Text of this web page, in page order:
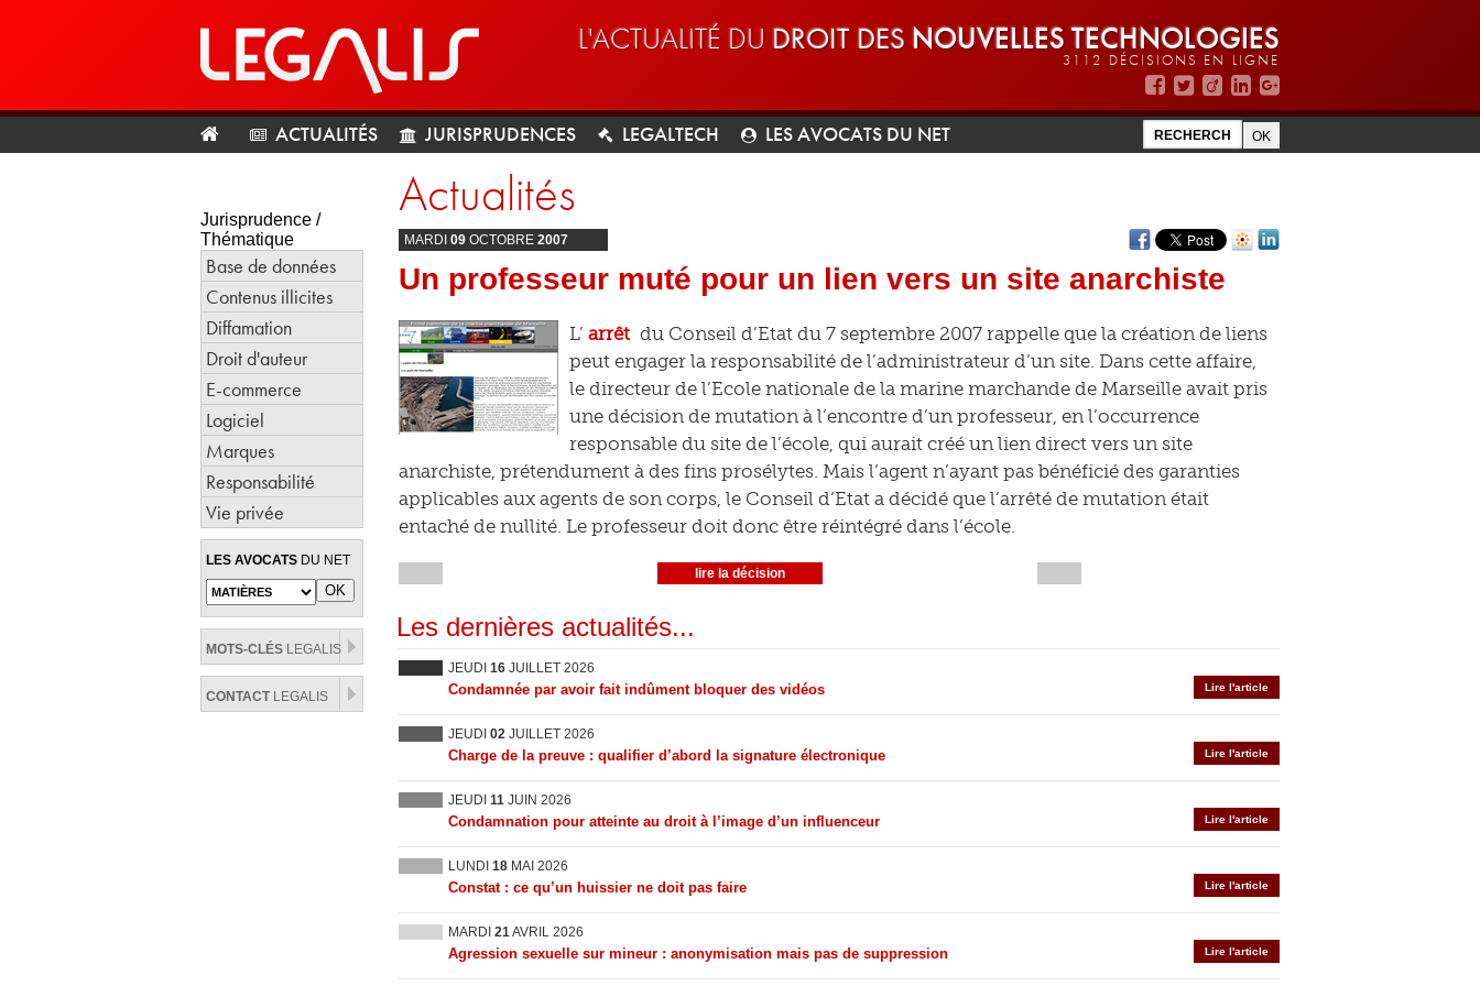
L'ACTUALITÉ DU DROIT DES NOUVELLES TECHNOLOGIES
3112 DÉCISIONS EN LIGNE
ACTUALITÉS JURISPRUDENCES LEGALTECH LES AVOCATS DU NET
Jurisprudence /
Thématique
Base de données
Contenus illicites
Diffamation
Droit d'auteur
E-commerce
Logiciel
Marques
Responsabilité
Vie privée
LES AVOCATS DU NET
MOTS-CLÉS LEGALIS
CONTACTLEGALIS
Actualités
MARDI 09 OCTOBRE 2007
Un professeur muté pour un lien vers un site anarchiste
L’ arrêt du Conseil d’Etat du 7 septembre 2007 rappelle que la création de liens
peut engager la responsabilité de l’administrateur d’un site. Dans cette affaire,
le directeur de l’Ecole nationale de la marine marchande de Marseille avait pris
une décision de mutation à l’encontre d’un professeur, en l’occurrence
responsable du site de l’école, qui aurait créé un lien direct vers un site
anarchiste, prétendument à des fins prosélytes. Mais l’agent n’ayant pas bénéficié des garanties
applicables aux agents de son corps, le Conseil d’Etat a décidé que l’arrêté de mutation était
entaché de nullité. Le professeur doit donc être réintégré dans l’école.
lire la décision
Les dernières actualités...
JEUDI 16 JUILLET 2026
Lire l'article
Condamnée par avoir fait indûment bloquer des vidéos
JEUDI 02 JUILLET 2026
Lire l'article
Charge de la preuve : qualifier d’abord la signature électronique
JEUDI 11 JUIN 2026
Lire l'article
Condamnation pour atteinte au droit à l’image d’un influenceur
LUNDI 18 MAI 2026
Lire l'article
Constat : ce qu’un huissier ne doit pas faire
MARDI 21AVRIL 2026
Lire l'article
Agression sexuelle sur mineur : anonymisation mais pas de suppression